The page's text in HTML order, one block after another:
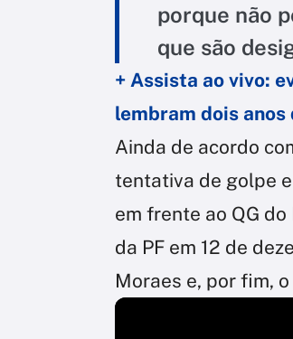
porque não
que são
+ Assista ao vivo:
lembram dois anos
Ainda de acordo
tentativa de golpe
em frente ao QG
da PF em 12 de
Moraes e, por fim,